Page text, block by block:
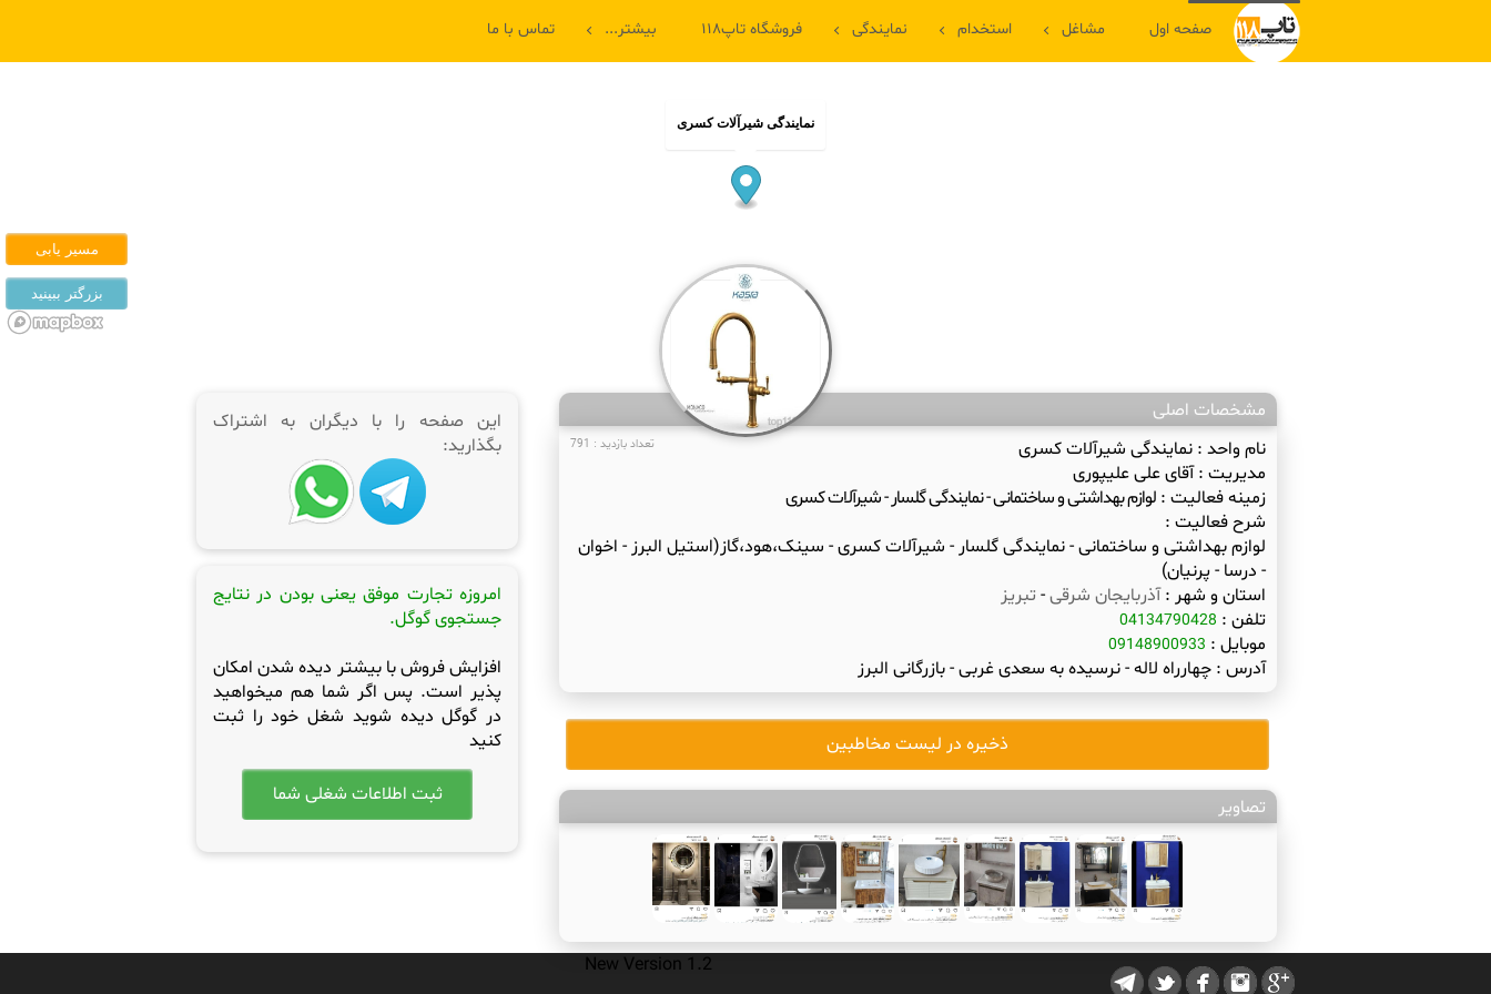
صفحه اول مشاغل استخدام نمایندگی فروشگاه تاپ۱۱۸ بیشتر... تماس با ما
نمایندگی شیرآلات کسری
مشخصات اصلی
تعداد بازدید : 791 نام واحد :نمایندگی شیرآلات کسری
مدیریت :آقای علی علیپوری
زمینه فعالیت :لوازم بهداشتی و ساختمانی - نمایندگی گلسار - شیرآلات کسری
شرح فعالیت :
لوازم بهداشتی و ساختمانی - نمایندگی گلسار - شیرآلات کسری - سینک،هود،گاز(استیل البرز - اخوان
- درسا - پرنیان)
استان و شهر :آذربایجان شرقی- تبریز
تلفن : 04134790428
موبایل : 09148900933
آدرس :چهارراه لاله - نرسیده به سعدی غربی - بازرگانی البرز
ذخیره در لیست مخاطبین
تصاویر
این صفحه را با دیگران به اشتراک
بگذارید:
امروزه تجارت موفق یعنی بودن در نتایج
جستجوی گوگل.
افزایش فروش با بیشتر دیده شدن امکان
پذیر است. پس اگر شما هم میخواهید
در گوگل دیده شوید شغل خود را ثبت
کنید
New Version 1.2